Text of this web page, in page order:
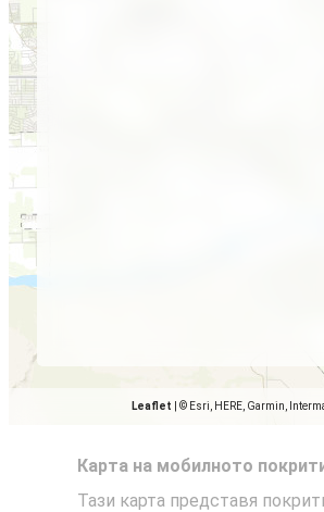
Leaflet © Esri, HERE, Garmin,
Карта на мобилното
Тази карта представя